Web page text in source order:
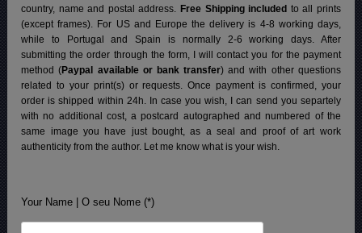
country, name and postal address. Free Shipping included to all prints
(except frames). For US and Europe the delivery is 4-8 working days,
while to Portugal and Spain is normally 2-6 working days. After
submitting the order through the form, I will contact you for the payment
method (Paypal available or bank transfer) and with other questions
related to your print(s) or requests. Once payment is confirmed, your
order is shipped within 24h. In case you wish, I can send you separtely
with no additional cost, a postcard autographed and numbered of the
same image you have just bought, as a seal and proof of art work
authenticity from the author. Let me know what is your wish.
Your Name | O seu Nome (*)